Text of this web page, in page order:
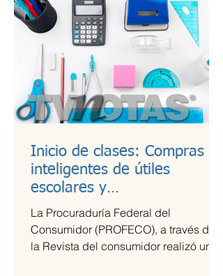
Inicio de clases: Compras
inteligentes de útiles
escolares y
recomendaciones para la
lonchera
La Procuraduría Federal del
Consumidor (PROFECO), a través de
la Revista del consumidor realizó un